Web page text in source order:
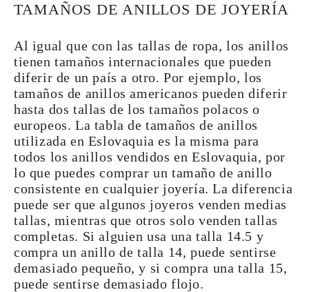
TAMAÑOS DE ANILLOS DE JOYERÍA
Al igual que con las tallas de ropa, los anillos
tienentamaños internacionales que pueden
diferir de un país a otro. Por ejemplo, los
tamaños de anillos americanos pueden diferir
hasta dos tallas de los tamaños polacos o
europeos. La tabla de tamaños de anillos
utilizada en Eslovaquia es la misma para
todos los anillos vendidos en Eslovaquia, por
lo que puedes comprar untamaño de anillo
consistente en cualquier joyería. La diferencia
puede ser que algunos joyeros vendenmedias
tallas, mientras que otros solo venden tallas
completas. Si alguien usa una talla 14.5 y
compra un anillo de talla 14, puede sentirse
demasiado pequeño, y si compra una talla 15,
puede sentirse demasiado flojo.